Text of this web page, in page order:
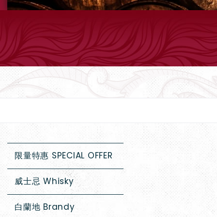
限量特惠 SPECIAL OFFER
威士忌 Whisky
白蘭地 Brandy